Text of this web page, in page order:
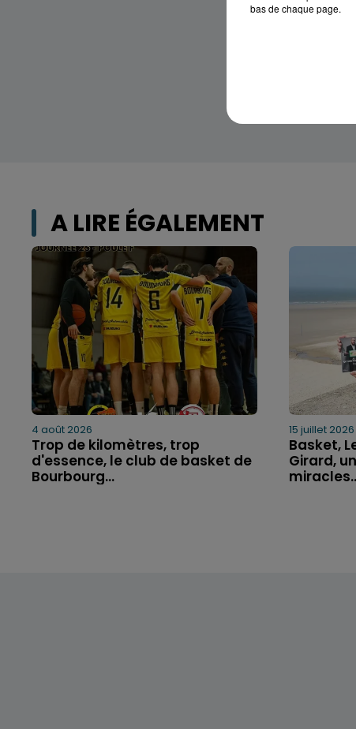
A LIRE ÉGALEMENT
4 août 2026
Trop de kilomètres, trop
d'essence, le club de basket de
Bourbourg...
15 juillet 2026
Basket,
Girard,
bas de chaque page.